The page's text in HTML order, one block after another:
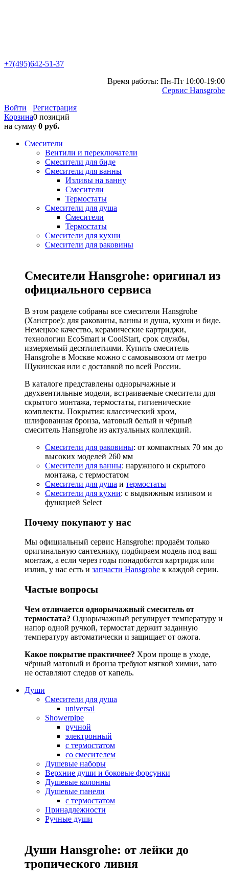
+7(495)642-51-37
Время работы: Пн-Пт 10:00-19:00
Сервис Hansgrohe
Войти
Регистрация
Корзина0 позиций
на сумму 0 руб.
Смесители
Вентили и переключатели
Смесители для биде
Смесители для ванны
Изливы на ванну
Смесители
Термостаты
Смесители для душа
Смесители
Термостаты
Смесители для кухни
Смесители для раковины
Смесители Hansgrohe: оригинал из
официального сервиса
В этом разделе собраны все смесители Hansgrohe
(Хансгрое): для раковины, ванны и душа, кухни и биде.
Немецкое качество, керамические картриджи,
технологии EcoSmart и CoolStart, срок службы,
измеряемый десятилетиями. Купить смеситель
Hansgrohe в Москве можно с самовывозом от метро
Щукинская или с доставкой по всей России.
В каталоге представлены однорычажные и
двухвентильные модели, встраиваемые смесители для
скрытого монтажа, термостаты, гигиенические
комплекты. Покрытия: классический хром,
шлифованная бронза, матовый белый и чёрный
смеситель Hansgrohe из актуальных коллекций.
Смесители для раковины: от компактных 70 мм до
высоких моделей 260 мм
Смесители для ванны: наружного и скрытого
монтажа, с термостатом
Смесители для душа и термостаты
Смесители для кухни: с выдвижным изливом и
функцией Select
Почему покупают у нас
Мы официальный сервис Hansgrohe: продаём только
оригинальную сантехнику, подбираем модель под ваш
монтаж, а если через годы понадобится картридж или
излив, у нас есть и запчасти Hansgrohe к каждой серии.
Частые вопросы
Чем отличается однорычажный смеситель от
термостата? Однорычажный регулирует температуру и
напор одной ручкой, термостат держит заданную
температуру автоматически и защищает от ожога.
Какое покрытие практичнее? Хром проще в уходе,
чёрный матовый и бронза требуют мягкой химии, зато
не оставляют следов от капель.
Души
Смесители для душа
universal
Showerpipe
ручной
электронный
с термостатом
со смесителем
Душевые наборы
Верхние души и боковые форсунки
Душевые колонны
Душевые панели
с термостатом
Принадлежности
Ручные души
Души Hansgrohe: от лейки до
тропического ливня